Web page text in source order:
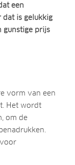
een
is gelukkig
gunstige prijs
vorm van een
Het wordt
om de